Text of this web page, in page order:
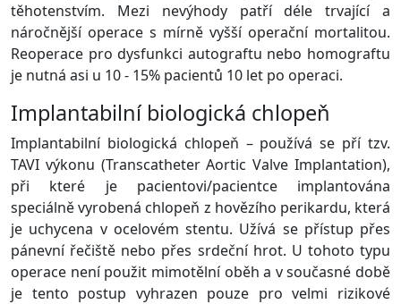
těhotenstvím. Mezi nevýhody patří déle trvající a
náročnější operace s mírně vyšší operační mortalitou.
Reoperace pro dysfunkci autograftu nebo homograftu
je nutná asi u 10 - 15% pacientů 10 let po operaci.
Implantabilní biologická chlopeň
Implantabilní biologická chlopeň – používá se pří tzv.
TAVI výkonu (Transcatheter Aortic Valve Implantation),
při které je pacientovi/pacientce implantována
speciálně vyrobená chlopeň z hovězího perikardu, která
je uchycena v ocelovém stentu. Užívá se přístup přes
pánevní řečiště nebo přes srdeční hrot. U tohoto typu
operace není použit mimotělní oběh a v současné době
je tento postup vyhrazen pouze pro velmi rizikové